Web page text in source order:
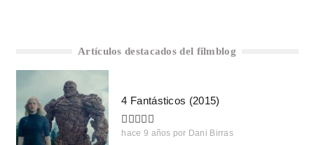
Artículos destacados del filmblog
4 Fantásticos (2015)
hace 9 años por Dani Birras